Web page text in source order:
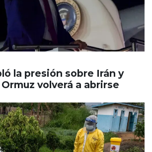
la presión sobre Irán y
volverá a abrirse